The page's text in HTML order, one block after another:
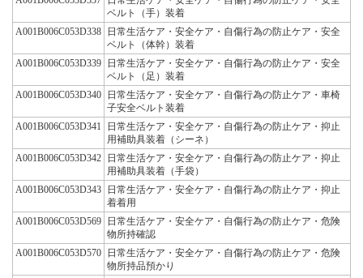
ベルト（手）装着
A001B006C053D338
日常生活ケア・安全ケア・自傷行為の防止ケア・安全
ベルト（体幹）装着
A001B006C053D339
日常生活ケア・安全ケア・自傷行為の防止ケア・安全
ベルト（足）装着
A001B006C053D340
日常生活ケア・安全ケア・自傷行為の防止ケア・車椅
子安全ベルト装着
A001B006C053D341
日常生活ケア・安全ケア・自傷行為の防止ケア・抑止
用補助具装着（シーネ）
A001B006C053D342
日常生活ケア・安全ケア・自傷行為の防止ケア・抑止
用補助具装着（手袋）
A001B006C053D343
日常生活ケア・安全ケア・自傷行為の防止ケア・抑止
着着用
A001B006C053D569
日常生活ケア・安全ケア・自傷行為の防止ケア・危険
物所持確認
A001B006C053D570
日常生活ケア・安全ケア・自傷行為の防止ケア・危険
物所持品預かり